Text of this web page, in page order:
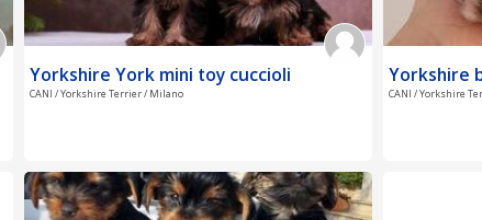
Yorkshire York mini toy cuccioli
CANI / Yorkshire Terrier / Milano
Yorkshire
CANI / Yorkshire